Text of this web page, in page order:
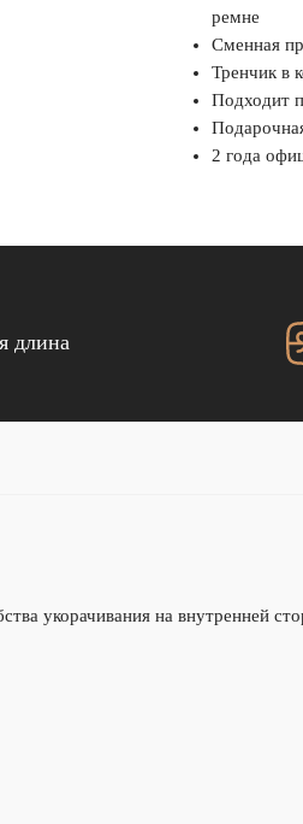
ремне
Сменная
Тренчик в
Подходит
2 года
длина
укорачивания на внутренней